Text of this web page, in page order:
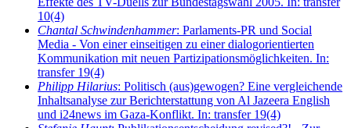
10(4)
Chantal Schwindenhammer: Parlaments-PR und Social
Media - Von einer einseitigen zu einer dialogorientierten
Kommunikation mit neuen Partizipationsmöglichkeiten. In:
transfer 19(4)
Philipp Hilarius: Politisch (aus)gewogen? Eine vergleichende
Inhaltsanalyse zur Berichterstattung von Al Jazeera English
und i24news im Gaza-Konflikt. In: transfer 19(4)